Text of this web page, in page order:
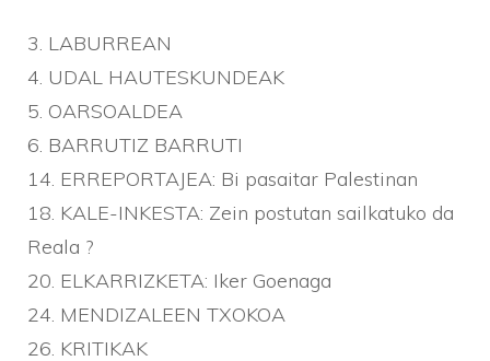
3. LABURREAN
4. UDAL HAUTESKUNDEAK
5. OARSOALDEA
6. BARRUTIZ BARRUTI
14. ERREPORTAJEA: Bi pasaitar Palestinan
18. KALE-INKESTA: Zein postutan sailkatuko da
Reala ?
20. ELKARRIZKETA: Iker Goenaga
24. MENDIZALEEN TXOKOA
26. KRITIKAK